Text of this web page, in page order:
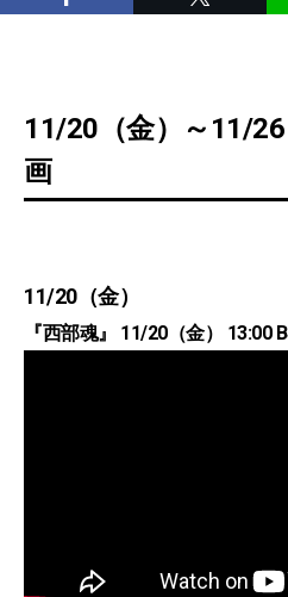
11/20（金）～11/
画
11/20（金）
『西部魂』 11/20（金） 13:00